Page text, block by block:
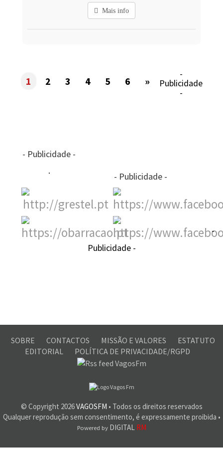
Mais info
1 2 3 4 5 6 »
-
Publicidade
-
- Publicidade -
- Publicidade -
-
Publicidade -
SOBRE CONTACTOS MISSÃO E VALORES
ESTATUTO
EDITORIAL
POLÍTICA DE PRIVACIDADE/RGPD
© Copyright 2026VAGOSFM • Todos os direitos reservados
Qualquer reprodução sem consentimento, é expressamente proibida •
Powered byDIGITAL RM